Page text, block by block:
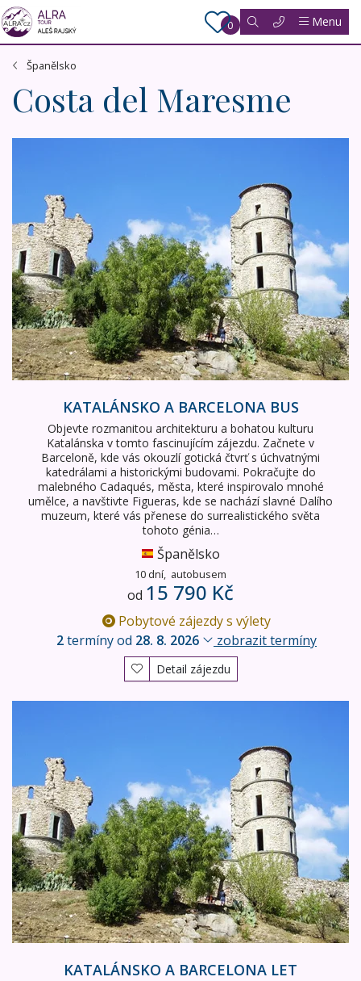
0 Menu
Španělsko
Costa del Maresme
KATALÁNSKO A BARCELONA BUS
Objevte rozmanitou architekturu a bohatou kulturu
Katalánska v tomto fascinujícím zájezdu. Začnete v
Barceloně, kde vás okouzlí gotická čtvrť s úchvatnými
katedrálami a historickými budovami. Pokračujte do
malebného Cadaqués, města, které inspirovalo mnohé
umělce, a navštivte Figueras, kde se nachází slavné Dalího
muzeum, které vás přenese do surrealistického světa
tohoto génia…
Španělsko
10 dní, autobusem
od 15 790 Kč
Pobytové zájezdy s výlety
2termíny od 28. 8. 2026 zobrazit termíny
Detail zájezdu
KATALÁNSKO A BARCELONA LET